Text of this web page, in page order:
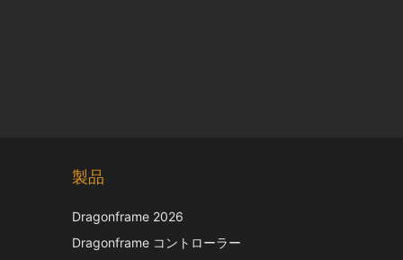
製品
Dragonframe 2026
Dragonframe コントローラー